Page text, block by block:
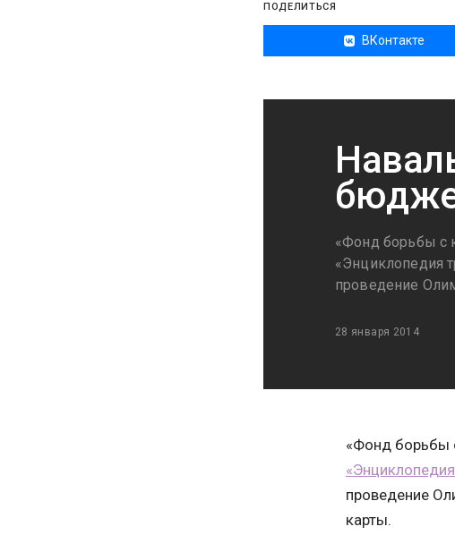
ПОДЕЛИТЬСЯ
ВКонтакте
«Фонд борьбы с
«Энциклопедия
проведение
28 января 2014
«Фонд борьбы
проведение
карты.